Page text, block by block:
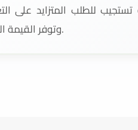
للطلب المتزايد على
وتوفر القيمة الغذائية العالية.